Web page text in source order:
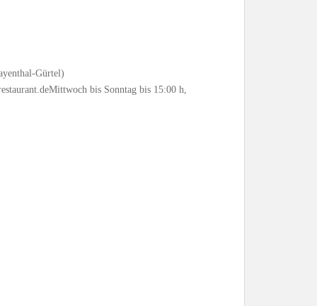
Gürtel)
bis Sonntag bis 15:00 h,